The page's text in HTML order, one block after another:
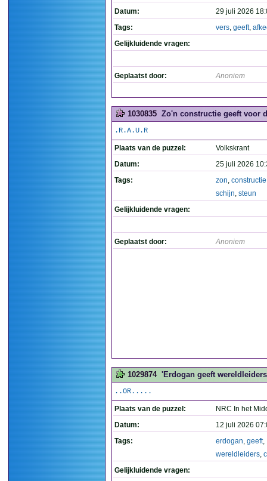
Datum:
29 juli 2026
Tags:
vers, geeft,
Gelijkluidende vragen:
Geplaatst door: Anoniem
1030835 Zo'n constructie geeft voor
.R.A.U.R
Plaats van de puzzel:
Volkskrant
Datum:
25 juli 2026
Tags:
zon, constructie
schijn, steun
Gelijkluidende vragen:
Geplaatst door: Anoniem
1029874 'Erdogan geeft
..OR.....
Plaats van de puzzel:
NRC In het
Datum:
12 juli 2026
Tags:
erdogan, geeft,
wereldleiders,
Gelijkluidende vragen: